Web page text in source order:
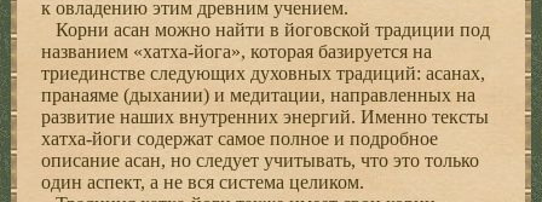
к овладению этим древним учением.
Корни асан можно найти в йоговской традиции под
названием «хатха-йога», которая базируется на
триединстве следующих духовных традиций: асанах,
пранаяме (дыхании) и медитации, направленных на
развитие наших внутренних энергий. Именно тексты
хатха-йоги содержат самое полное и подробное
описание асан, но следует учитывать, что это только
один аспект, а не вся система целиком.